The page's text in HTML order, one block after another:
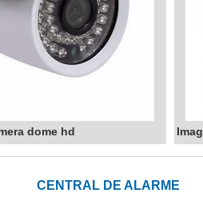
dome hd
CENTRAL DE ALARME